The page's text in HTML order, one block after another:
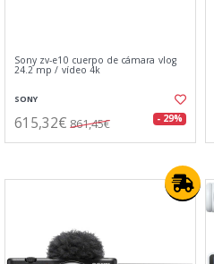
Sony zv-e10 cuerpo de cámara vlog
24.2 mp / vídeo 4k
SONY
615,32€ 861,45€ - 29%